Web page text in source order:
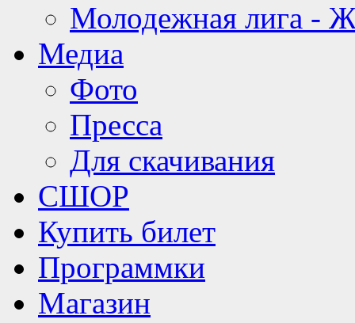
Молодежная лига -
Медиа
Фото
Пресса
Для скачивания
СШОР
Купить билет
Программки
Магазин